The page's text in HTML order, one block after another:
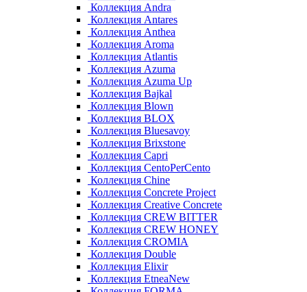
Коллекция Andra
Коллекция Antares
Коллекция Anthea
Коллекция Aroma
Коллекция Atlantis
Коллекция Azuma
Коллекция Azuma Up
Коллекция Bajkal
Коллекция Blown
Коллекция BLOX
Коллекция Bluesavoy
Коллекция Brixstone
Коллекция Capri
Коллекция CentoPerCento
Коллекция Chine
Коллекция Concrete Project
Коллекция Creative Concrete
Коллекция CREW BITTER
Коллекция CREW HONEY
Коллекция CROMIA
Коллекция Double
Коллекция Elixir
Коллекция EtneaNew